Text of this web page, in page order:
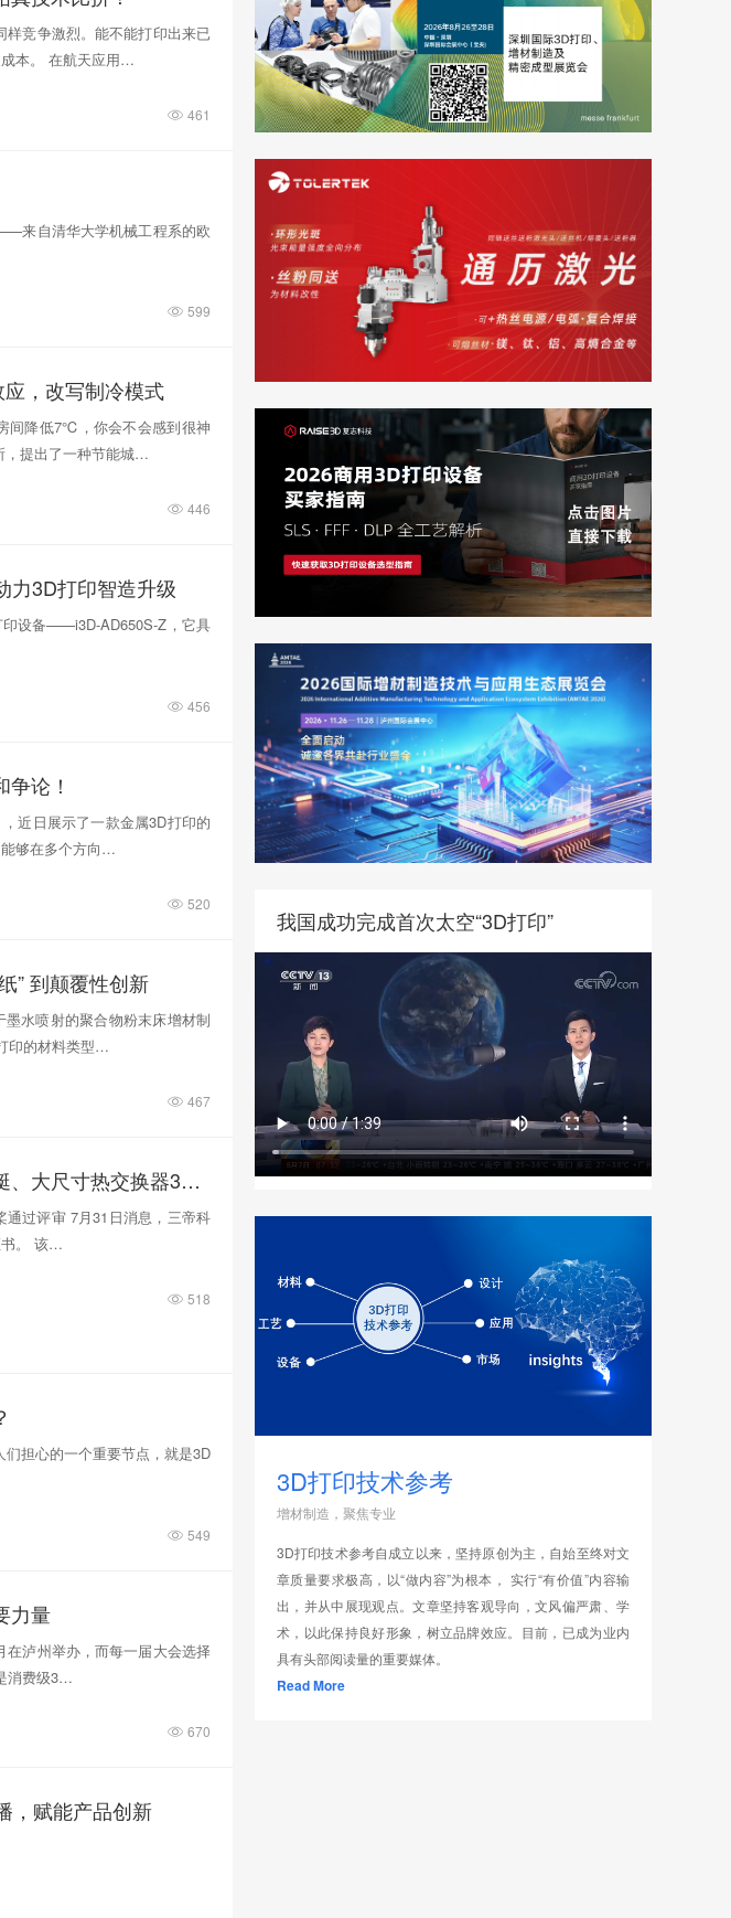
竞争激烈。能不能打印出来已
本。 在航天应用…
461
来自清华大学机械工程系的欧
599
，改写制冷模式
间降低7℃，你会不会感到很神
，提出了一种节能城…
446
力3D打印智造升级
印设备——i3D-AD650S-Z，它具
456
论！
近日展示了一款金属3D打印的
够在多个方向…
520
” 到颠覆性创新
水喷射的聚合物粉末床增材制
印的材料类型…
467
3D打印铸造铜合金螺旋桨通过评审；无人艇、大尺寸热交换器3D打印；人民网报道两家3D打印企业
过评审 7月31日消息，三帝科
书。 该…
518
们担心的一个重要节点，就是3D
549
力量
在泸州举办，而每一届大会选择
消费级3…
670
，赋能产品创新
我国成功完成首次太空“3D打印”
3D打印技术参考
增材制造，聚焦专业
3D打印技术参考自成立以来，坚持原创为主，自始至终对文
章质量要求极高，以“做内容”为根本， 实行“有价值”内容输
出，并从中展现观点。文章坚持客观导向，文风偏严肃、学
术，以此保持良好形象，树立品牌效应。目前，已成为业内
具有头部阅读量的重要媒体。
Read More